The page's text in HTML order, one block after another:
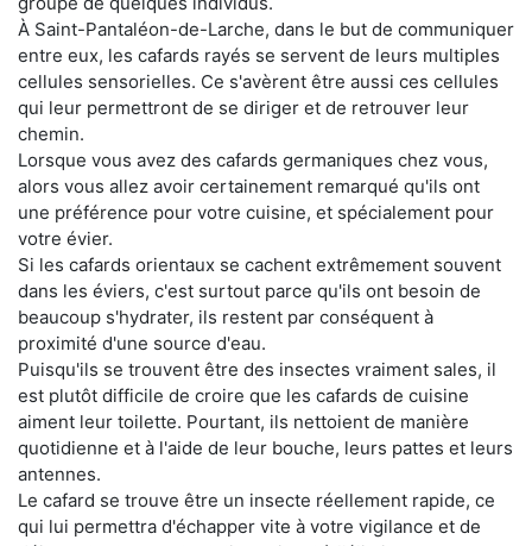
À Saint-Pantaléon-de-Larche, dans le but de communiquer
entre eux, les cafards rayés se servent de leurs multiples
cellules sensorielles. Ce s'avèrent être aussi ces cellules
qui leur permettront de se diriger et de retrouver leur
chemin.
Lorsque vous avez des cafards germaniques chez vous,
alors vous allez avoir certainement remarqué qu'ils ont
une préférence pour votre cuisine, et spécialement pour
votre évier.
Si les cafards orientaux se cachent extrêmement souvent
dans les éviers, c'est surtout parce qu'ils ont besoin de
beaucoup s'hydrater, ils restent par conséquent à
proximité d'une source d'eau.
Puisqu'ils se trouvent être des insectes vraiment sales, il
est plutôt difficile de croire que les cafards de cuisine
aiment leur toilette. Pourtant, ils nettoient de manière
quotidienne et à l'aide de leur bouche, leurs pattes et leurs
antennes.
Le cafard se trouve être un insecte réellement rapide, ce
qui lui permettra d'échapper vite à votre vigilance et de